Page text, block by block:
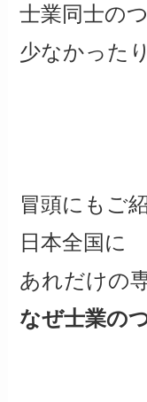
士業同士の
少なかった
冒頭にもご
日本全国に
あれだけの
なぜ士業の